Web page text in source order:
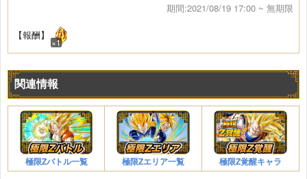
期間:2021/08/19 17:00 ~ 無期限
【報酬】
×1
関連情報
極限Zバトル一覧 極限Zエリア一覧 極限Z覚醒キャラ